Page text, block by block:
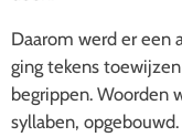
Daarom werd er een
ging tekens
begrippen. Woorden
syllaben,